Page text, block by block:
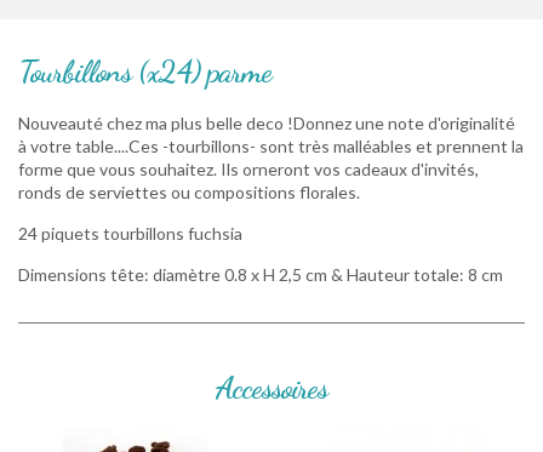
Tourbillons (x24) parme
Nouveauté chez ma plus belle deco !Donnez une note d'originalité
à votre table....Ces -tourbillons- sont très malléables et prennent la
forme que vous souhaitez. Ils orneront vos cadeaux d'invités,
ronds de serviettes ou compositions florales.
24 piquets tourbillons fuchsia
Dimensions tête: diamètre 0.8 x H 2,5 cm & Hauteur totale: 8 cm
Accessoires